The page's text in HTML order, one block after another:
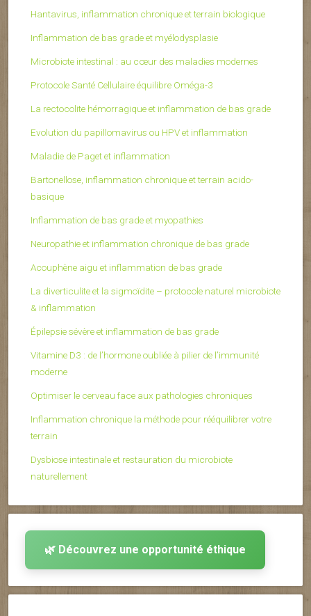
Hantavirus, inflammation chronique et terrain biologique
Inflammation de bas grade et myélodysplasie
Microbiote intestinal : au cœur des maladies modernes
Protocole Santé Cellulaire équilibre Oméga-3
La rectocolite hémorragique et inflammation de bas grade
Evolution du papillomavirus ou HPV et inflammation
Maladie de Paget et inflammation
Bartonellose, inflammation chronique et terrain acido-
basique
Inflammation de bas grade et myopathies
Neuropathie et inflammation chronique de bas grade
Acouphène aigu et inflammation de bas grade
La diverticulite et la sigmoïdite – protocole naturel microbiote
& inflammation
Épilepsie sévère et inflammation de bas grade
Vitamine D3 : de l’hormone oubliée à pilier de l’immunité
moderne
Optimiser le cerveau face aux pathologies chroniques
Inflammation chronique la méthode pour rééquilibrer votre
terrain
Dysbiose intestinale et restauration du microbiote
naturellement
🌿 Découvrez une opportunité éthique